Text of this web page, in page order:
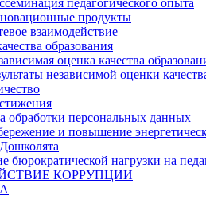
педагогического опыта
продукты
взаимодействие
образования
оценка качества
независимой оценки
обработки персональных данных
и повышение
бюрократической нагрузки на
КОРРУПЦИИ